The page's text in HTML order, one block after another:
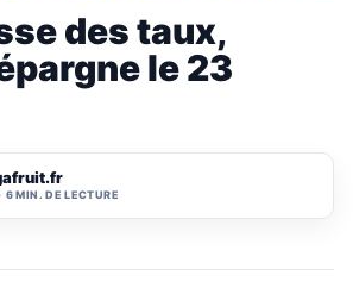
des taux,
le 23
6 MIN. DE LECTURE